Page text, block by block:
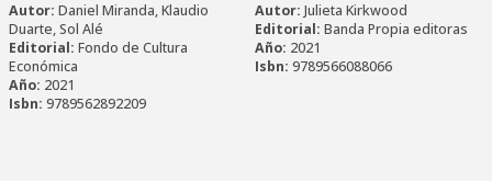
Autor: Daniel Miranda, Klaudio
Duarte, Sol Alé
Editorial: Fondo de Cultura
Económica
Año: 2021
Isbn: 9789562892209
Autor: Julieta Kirkwood
Editorial: Banda Propia editoras
Año: 2021
Isbn: 9789566088066